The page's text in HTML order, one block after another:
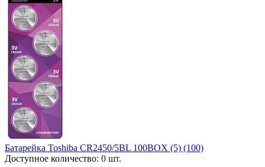
Батарейка Toshiba CR2450/5BL 100BOX (5) (100)
Доступное количество: 0 шт.